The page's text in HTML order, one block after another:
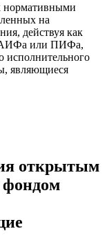
нормативными
на
действуя как
АИФа или ПИФа,
исполнительного
являющиеся
открытым